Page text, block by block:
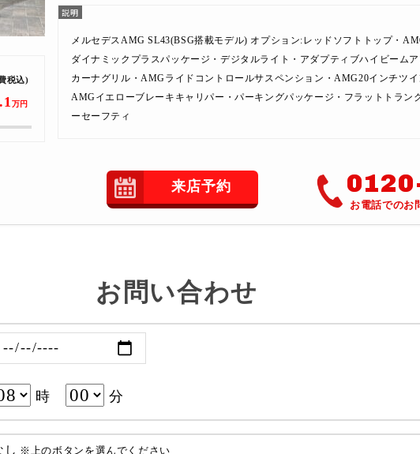
税込)
万円
メルセデスAMG SL43(BSG搭載モデル) オプション:レッドソフトトップ・
ダイナミックプラスパッケージ・デジタルライト・アダプティブハイビーム
カーナグリル・AMGライドコントロールサスペンション・AMG20インチツイ
AMGイエローブレーキキャリパー・パーキングパッケージ・フラットトラ
ーセーフティ
来店予約
お電話でのお
お問い合わせ
時 分
し ※上のボタンを選んでください